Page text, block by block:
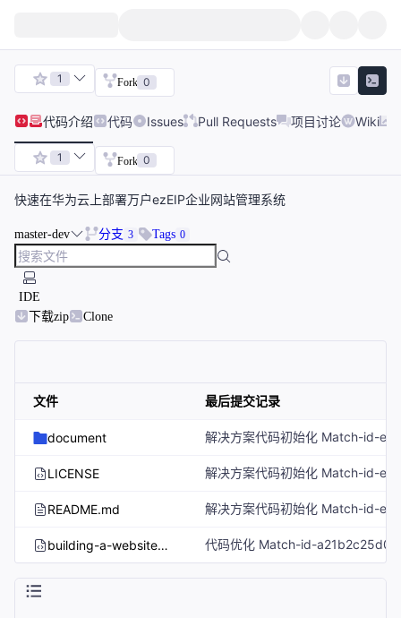
1 Fork 0
代码介绍 代码 Issues Pull Requests 项目讨论 Wiki
1 Fork 0
快速在华为云上部署万户ezEIP企业网站管理系统
master-dev 分支 3 Tags 0
IDE
下载zip
Clone
文件 最后提交记录
document
LICENSE
README.md
building-a-website-based-on-wanhu.tf.json